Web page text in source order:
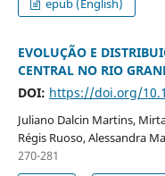
epub (English)
EVOLUÇÃO E
CENTRAL NO RIO
DOI: https://doi.org/
Juliano Dalcin Martins,
Régis Ruoso, Alessandra
270-281